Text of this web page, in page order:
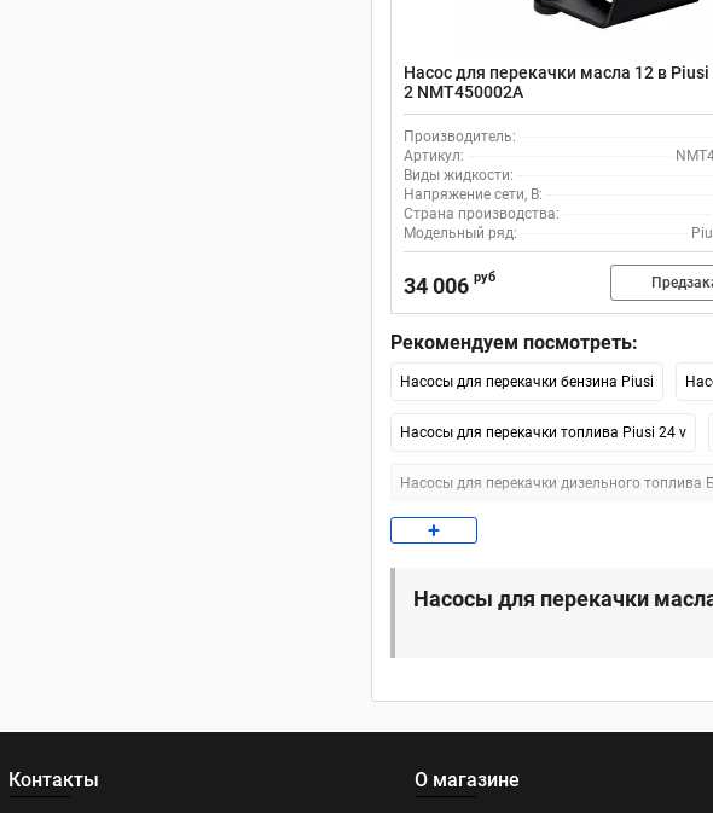
Насос для перекачки масла 12 в Piusi
2 NMT450002A
Производитель:
Артикул:
Виды жидкости:
Напряжение сети, В:
Страна производства:
Модельный ряд:
34 006 руб
Рекомендуем посмотреть:
Насосы для перекачки бензина Piusi
Насосы для перекачки топлива Piusi 24 v
Насосы для перекачки дизельного
Насосы для перекачки топлива БелАК 12 В
Насосы для дизеля Piusi Bi Pump
+
Насосы для перекачки
Контакты О магазине